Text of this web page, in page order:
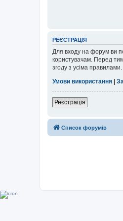
РЕЄСТРАЦІЯ
Для входу на форум ви
користувачам. Перед
згоду з усіма правилами.
Умови використання |
Реєстрація
Список форумів